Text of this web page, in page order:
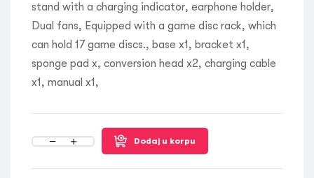
stand with a charging indicator, earphone holder,
Dual fans, Equipped with a game disc rack, which
can hold 17 game discs., base x1, bracket x1,
sponge pad x, conversion head x2, charging cable
x1, manual x1,
Dodaj u korpu